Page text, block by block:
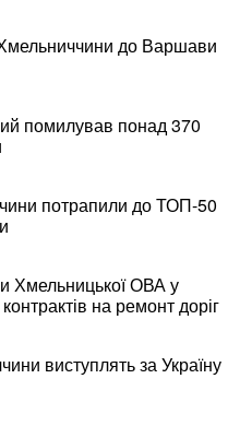
до Варшави
помилував понад 370
потрапили до ТОП-50
Хмельницької ОВА у
на ремонт доріг
виступлять за Україну